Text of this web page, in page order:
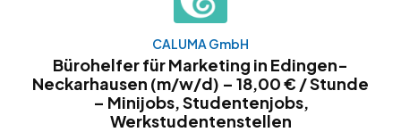
CALUMA GmbH
Bürohelfer für Marketing in Edingen-
Neckarhausen (m/w/d) – 18,00 € / Stunde
– Minijobs, Studentenjobs,
Werkstudentenstellen